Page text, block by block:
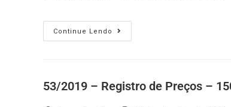
Continue Lendo
53/2019 – Registro de Preços –